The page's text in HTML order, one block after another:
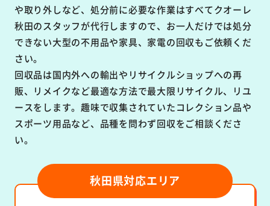
や取り外しなど、処分前に必要な作業はすべてクオーレ
秋田のスタッフが代行しますので、お一人だけでは処分
できない大型の不用品や家具、家電の回収もご依頼くだ
さい。
回収品は国内外への輸出やリサイクルショップへの再
販、リメイクなど最適な方法で最大限リサイクル、リユ
ースをします。趣味で収集されていたコレクション品や
スポーツ用品など、品種を問わず回収をご相談くださ
い。
秋田県対応エリア